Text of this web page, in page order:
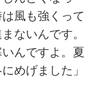
風も強くって
ないんです。
んですよ。夏
めげました」